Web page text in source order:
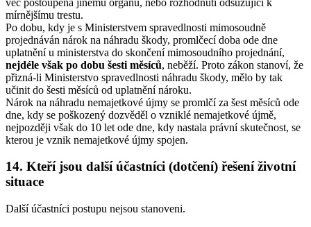
mírnějšímu trestu.
Po dobu, kdy je s Ministerstvem spravedlnosti mimosoudně
projednáván nárok na náhradu škody, promlčecí doba ode dne
uplatnění u ministerstva do skončení mimosoudního projednání,
nejdéle však po dobu šesti měsíců, neběží. Proto zákon stanoví, že
přizná-li Ministerstvo spravedlnosti náhradu škody, mělo by tak
učinit do šesti měsíců od uplatnění nároku.
Nárok na náhradu nemajetkové újmy se promlčí za šest měsíců ode
dne, kdy se poškozený dozvěděl o vzniklé nemajetkové újmě,
nejpozději však do 10 let ode dne, kdy nastala právní skutečnost, se
kterou je vznik nemajetkové újmy spojen.
14. Kteří jsou další účastníci (dotčení) řešení životní
situace
Další účastníci postupu nejsou stanoveni.